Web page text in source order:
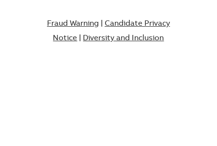
Fraud Warning
Candidate Privacy
Notice
Diversity and Inclusion​​​​​​​